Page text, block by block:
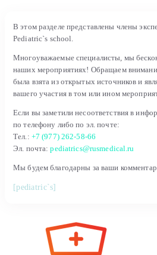
В этом разделе представлены члены
Pediatric`s school.
Многоуважаемые специалисты, мы
наших мероприятиях! Обращаем
была взята из открытых источников и
вашего участия в том или ином
Если вы заметили несоответствия в
по телефону либо по эл. почте:
Тел.: +7 (977) 262-58-66
Эл. почта:pediatrics@rusmedical.ru
Мы будем благодарны за ваши
[pediatric`s]